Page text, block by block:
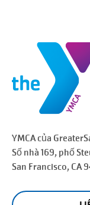
YMCA của Greater
Số nhà 169, phố
San Francisco, CA